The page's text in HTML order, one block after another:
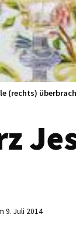
(rechts)
9. Juli 2014